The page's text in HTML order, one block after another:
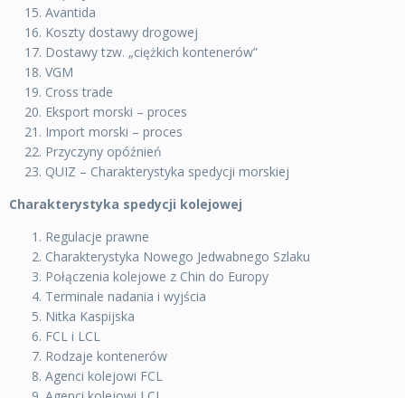
Avantida
Koszty dostawy drogowej
Dostawy tzw. „ciężkich kontenerów”
VGM
Cross trade
Eksport morski – proces
Import morski – proces
Przyczyny opóźnień
QUIZ – Charakterystyka spedycji morskiej
Charakterystyka spedycji kolejowej
Regulacje prawne
Charakterystyka Nowego Jedwabnego Szlaku
Połączenia kolejowe z Chin do Europy
Terminale nadania i wyjścia
Nitka Kaspijska
FCL i LCL
Rodzaje kontenerów
Agenci kolejowi FCL